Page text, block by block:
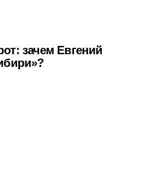
зачем Евгений